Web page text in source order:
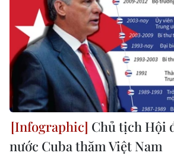
Chủ tịch Hội
nước Cuba thăm Việt Nam